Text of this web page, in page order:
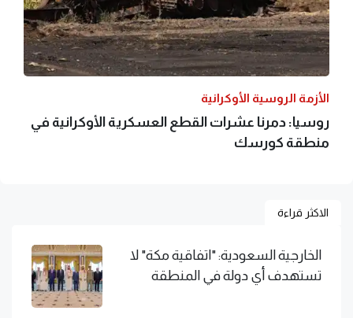
الأزمة الروسية الأوكرانية
روسيا: دمرنا عشرات القطع العسكرية الأوكرانية في
منطقة كورسك
الاكثر قراءة
الخارجية السعودية: "اتفاقية مكة" لا
تستهدف أي دولة في المنطقة